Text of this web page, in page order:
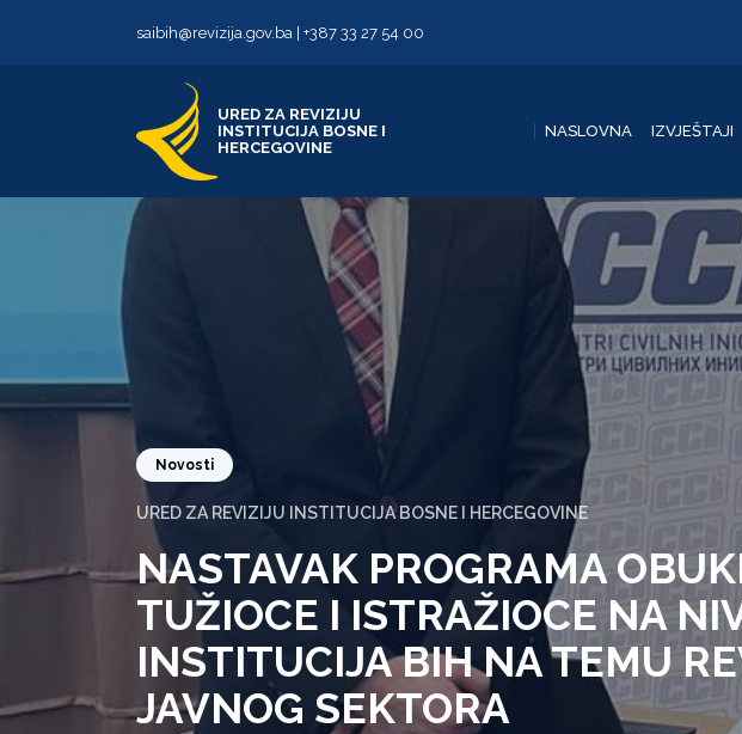
saibih@revizija.gov.ba +387 33 27 54 00
URED ZA REVIZIJU
INSTITUCIJA BOSNE I
HERCEGOVINE
NASLOVNA IZVJEŠTAJI
Novosti
URED ZA REVIZIJU INSTITUCIJA BOSNE I HERCEGOVINE
NASTAVAK PROGRAMA
TUŽIOCE I ISTRAŽIOCE NA
INSTITUCIJA BIH NA TEMU
JAVNOG SEKTORA